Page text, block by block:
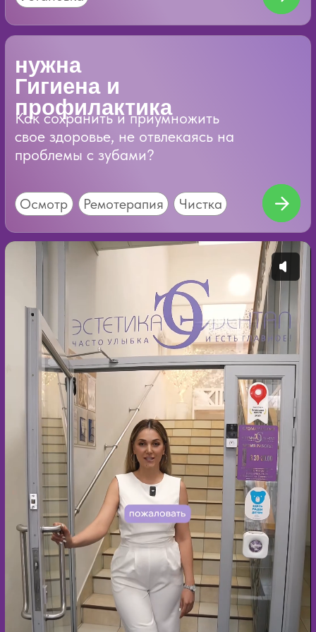
интеллект в нашей
клинике
Проверить снимки с Diagnocat
участки, требующие внимания, и
помогает врачу не пропустить скрытые
изменения.
анализирует состояние зубов
выделяет подозрительные участки на
снимке
помогает обнаружить проблемы,
которые ещё могут не беспокоить
Diagnocat помогает врачу внимательнее
подозрительные участки и не упустить
изменения, которые сложно заметить
при обычном осмотре.